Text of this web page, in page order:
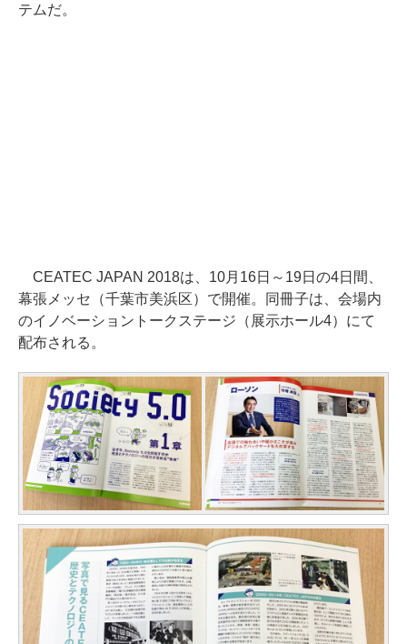
テムだ。
CEATEC JAPAN 2018は、10月16日～19日の4日間、
幕張メッセ（千葉市美浜区）で開催。同冊子は、会場内
のイノベーショントークステージ（展示ホール4）にて
配布される。